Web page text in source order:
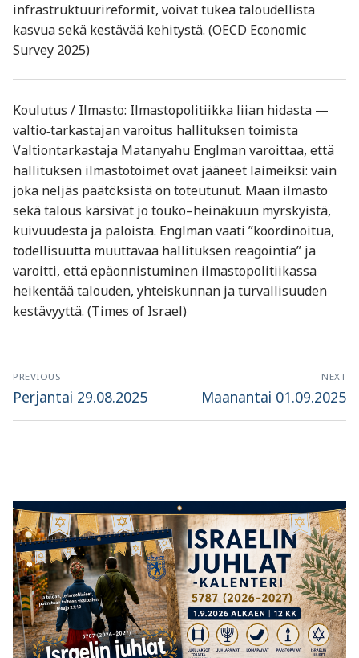
infrastruktuurireformit, voivat tukea taloudellista
kasvua sekä kestävää kehitystä. (OECD Economic
Survey 2025)
Koulutus / Ilmasto: Ilmastopolitiikka liian hidasta —
valtio‐tarkastajan varoitus hallituksen toimista
Valtiontarkastaja Matanyahu Englman varoittaa, että
hallituksen ilmastotoimet ovat jääneet laimeiksi: vain
joka neljäs päätöksistä on toteutunut. Maan ilmasto
sekä talous kärsivät jo touko–heinäkuun myrskyistä,
kuivuudesta ja paloista. Englman vaati ”koordinoitua,
todellisuutta muuttavaa hallituksen reagointia” ja
varoitti, että epäonnistuminen ilmastopolitiikassa
heikentää talouden, yhteiskunnan ja turvallisuuden
kestävyyttä. (Times of Israel)
Artikkelien
selaus
PREVIOUS
Previous
Perjantai 29.08.2025
NEXT
Next
Maanantai 01.09.2025